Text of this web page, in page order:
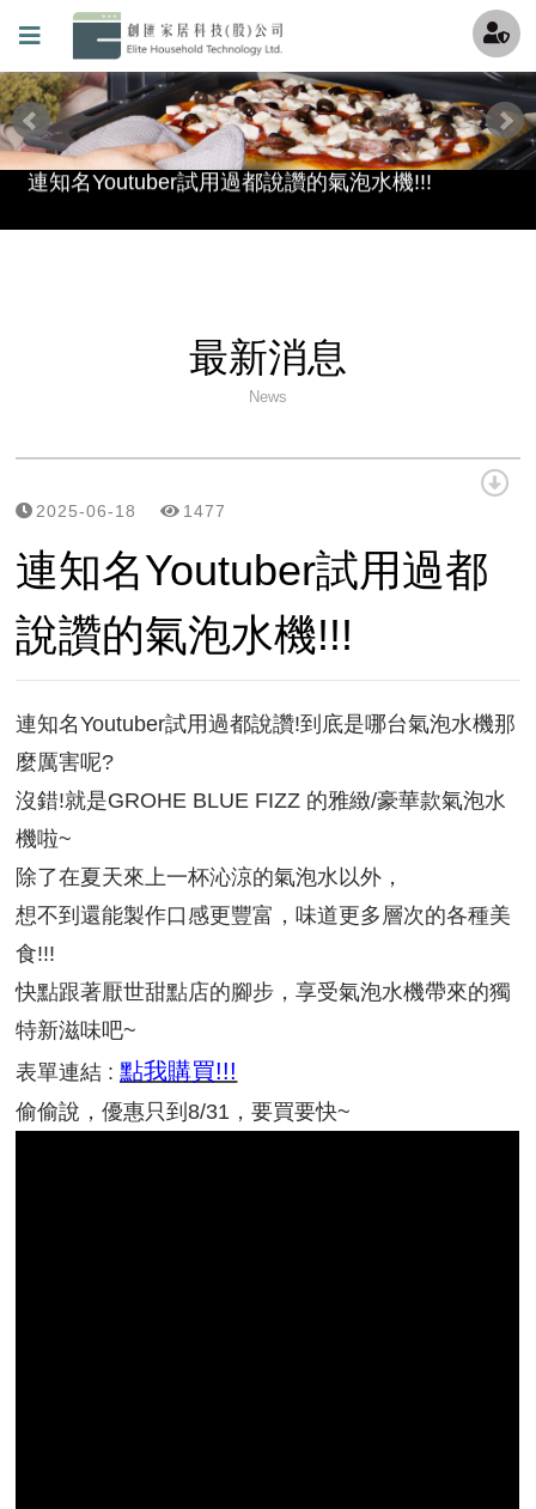
最酷的冰沙機來囉，趕快來冰涼一下吧~
透過創匯Youtube頻道更加了解機器吧 !
連知名Youtuber試用過都說讚的氣泡水機!!!
保固條款(請加我們的官方LINE填寫詳細資料)
就是現在!福利品專區開賣囉~
最新消息
News
2025-06-18 1477
連知名Youtuber試用過都
說讚的氣泡水機!!!
連知名Youtuber試用過都說讚!到底是哪台氣泡水機那
麼厲害呢?
沒錯!就是GROHE BLUE FIZZ 的雅緻/豪華款氣泡水
機啦~
除了在夏天來上一杯沁涼的氣泡水以外，
想不到還能製作口感更豐富，味道更多層次的各種美
食!!!
快點跟著厭世甜點店的腳步，享受氣泡水機帶來的獨
特新滋味吧~
表單連結 :點我購買!!!
偷偷說，優惠只到8/31，要買要快~